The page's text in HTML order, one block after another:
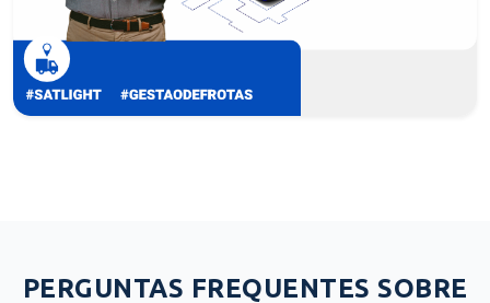
PERGUNTAS FREQUENTES SOBRE